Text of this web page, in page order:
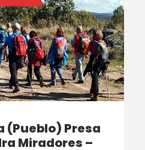
(Pueblo) Presa
Miradores –